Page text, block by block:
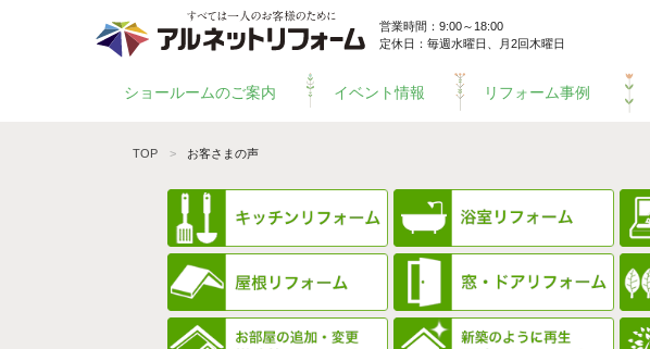
営業時間：9:00～18:00
定休日：毎週水曜日、
月2回木曜日
ショールームのご案内 イベント情報 リフォーム事例
TOP お客さまの声